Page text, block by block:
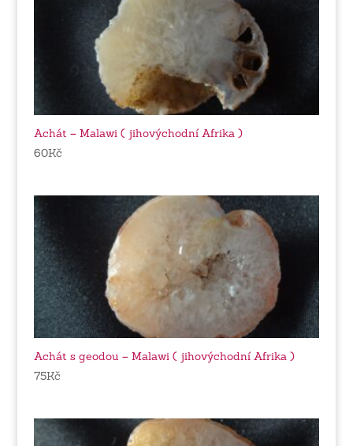
Achát – Malawi ( jihovýchodní Afrika )
60Kč
Achát s geodou – Malawi ( jihovýchodní Afrika )
75Kč